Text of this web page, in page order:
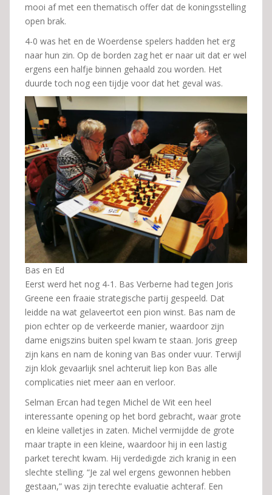
mooi af met een thematisch offer dat de koningsstelling
open brak.
4-0 was het en de Woerdense spelers hadden het erg
naar hun zin. Op de borden zag het er naar uit dat er wel
ergens een halfje binnen gehaald zou worden. Het
duurde toch nog een tijdje voor dat het geval was.
Bas en Ed
Eerst werd het nog 4-1. Bas Verberne had tegen Joris
Greene een fraaie strategische partij gespeeld. Dat
leidde na wat gelaveertot een pion winst. Bas nam de
pion echter op de verkeerde manier, waardoor zijn
dame enigszins buiten spel kwam te staan. Joris greep
zijn kans en nam de koning van Bas onder vuur. Terwijl
zijn klok gevaarlijk snel achteruit liep kon Bas alle
complicaties niet meer aan en verloor.
Selman Ercan had tegen Michel de Wit een heel
interessante opening op het bord gebracht, waar grote
en kleine valletjes in zaten. Michel vermijdde de grote
maar trapte in een kleine, waardoor hij in een lastig
parket terecht kwam. Hij verdedigde zich kranig in een
slechte stelling. “Je zal wel ergens gewonnen hebben
gestaan,” was zijn terechte evaluatie achteraf. Een